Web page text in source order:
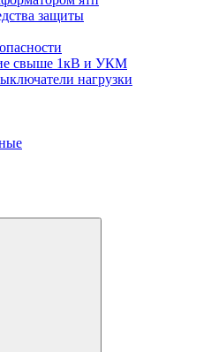
защиты
свыше 1кВ и УКМ
нагрузки